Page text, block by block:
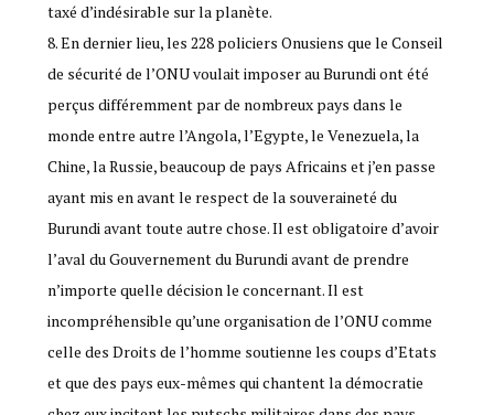
taxé d’indésirable sur la planète.
8. En dernier lieu, les 228 policiers Onusiens que le Conseil
de sécurité de l’ONU voulait imposer au Burundi ont été
perçus différemment par de nombreux pays dans le
monde entre autre l’Angola, l’Egypte, le Venezuela, la
Chine, la Russie, beaucoup de pays Africains et j’en passe
ayant mis en avant le respect de la souveraineté du
Burundi avant toute autre chose. Il est obligatoire d’avoir
l’aval du Gouvernement du Burundi avant de prendre
n’importe quelle décision le concernant. Il est
incompréhensible qu’une organisation de l’ONU comme
celle des Droits de l’homme soutienne les coups d’Etats
et que des pays eux-mêmes qui chantent la démocratie